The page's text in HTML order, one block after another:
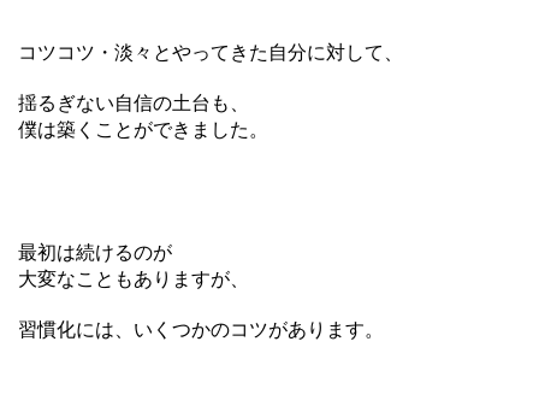
コツコツ・淡々とやってきた自分に対して、
揺るぎない自信の土台も、
僕は築くことができました。
最初は続けるのが
大変なこともありますが、
習慣化には、いくつかのコツがあります。